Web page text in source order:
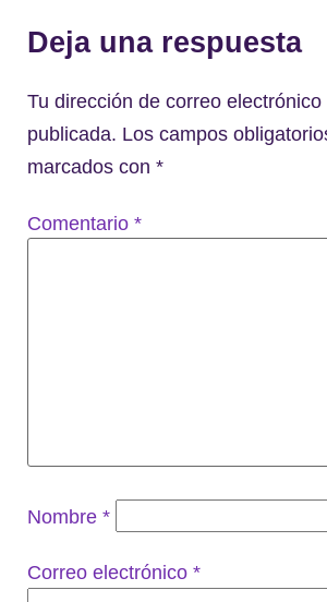
Deja una respuesta
Tu dirección de correo electrónico
publicada. Los campos
marcados con *
Comentario *
Nombre *
Correo electrónico *